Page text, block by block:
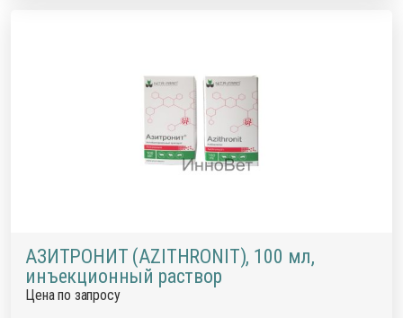
АЗИТРОНИТ (AZITHRONIT), 100 мл,
инъекционный раствор
Цена по запросу